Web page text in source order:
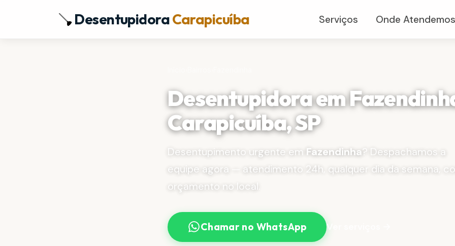
DesentupidoraCarapicuíba Serviços Onde Atendemos
Desentupidora em
Carapicuíba, SP
Desentupimento urgente em Fazendinha? Despachamos a
equipe agora — atendimento 24h, qualquer dia da semana,
orçamento no local.
Chamar no WhatsApp Ver serviços →